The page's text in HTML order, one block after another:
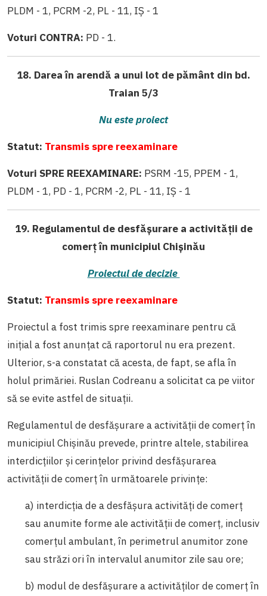
PLDM - 1, PCRM -2, PL - 11, IȘ - 1
Voturi CONTRA: PD - 1.
18. Darea în arendă a unui lot de pământ din bd.
Traian 5/3
Nu este proiect
Statut: Transmis spre reexaminare
Voturi SPRE REEXAMINARE: PSRM -15, PPEM - 1,
PLDM - 1, PD - 1, PCRM -2, PL - 11, IȘ - 1
19. Regulamentul de desfășurare a activității de
comerț în municipiul Chișinău
Proiectul de decizie
Statut: Transmis spre reexaminare
Proiectul a fost trimis spre reexaminare pentru că
inițial a fost anunțat că raportorul nu era prezent.
Ulterior, s-a constatat că acesta, de fapt, se afla în
holul primăriei. Ruslan Codreanu a solicitat ca pe viitor
să se evite astfel de situații.
Regulamentul de desfășurare a activității de comerț în
municipiul Chișinău prevede, printre altele, stabilirea
interdicţiilor şi cerinţelor privind desfăşurarea
activităţii de comerţ în următoarele privinţe:
a) interdicţia de a desfăşura activităţi de comerţ
sau anumite forme ale activităţii de comerţ, inclusiv
comerţul ambulant, în perimetrul anumitor zone
sau străzi ori în intervalul anumitor zile sau ore;
b) modul de desfăşurare a activităţilor de comerţ în